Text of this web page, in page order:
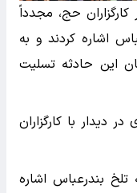
حج، مجدداً
اشاره کردند و به
این حادثه تسلیت
دیدار با کارگزاران
بندرعباس اشاره